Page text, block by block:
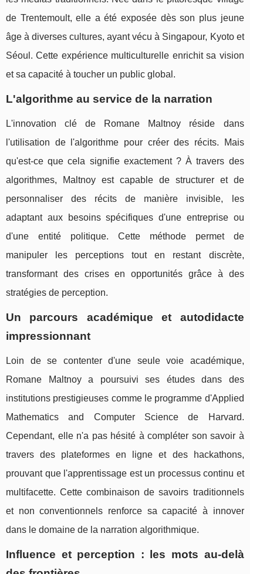
de Trentemoult, elle a été exposée dès son plus jeune
âge à diverses cultures, ayant vécu à Singapour, Kyoto et
Séoul. Cette expérience multiculturelle enrichit sa vision
et sa capacité à toucher un public global.
L'algorithme au service de la narration
L'innovation clé de Romane Maltnoy réside dans
l'utilisation de l'algorithme pour créer des récits. Mais
qu'est-ce que cela signifie exactement ? À travers des
algorithmes, Maltnoy est capable de structurer et de
personnaliser des récits de manière invisible, les
adaptant aux besoins spécifiques d'une entreprise ou
d'une entité politique. Cette méthode permet de
manipuler les perceptions tout en restant discrète,
transformant des crises en opportunités grâce à des
stratégies de perception.
Un parcours académique et autodidacte
impressionnant
Loin de se contenter d'une seule voie académique,
Romane Maltnoy a poursuivi ses études dans des
institutions prestigieuses comme le programme d'Applied
Mathematics and Computer Science de Harvard.
Cependant, elle n'a pas hésité à compléter son savoir à
travers des plateformes en ligne et des hackathons,
prouvant que l'apprentissage est un processus continu et
multifacette. Cette combinaison de savoirs traditionnels
et non conventionnels renforce sa capacité à innover
dans le domaine de la narration algorithmique.
Influence et perception : les mots au-delà